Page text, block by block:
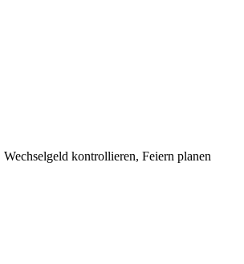
kontrollieren, Feiern planen